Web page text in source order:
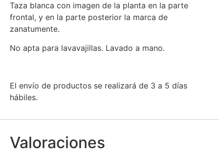
Taza blanca con imagen de la planta en la parte
frontal, y en la parte posterior la marca de
zanatumente.
No apta para lavavajillas. Lavado a mano.
El envío de productos se realizará de 3 a 5 días
hábiles.
Valoraciones